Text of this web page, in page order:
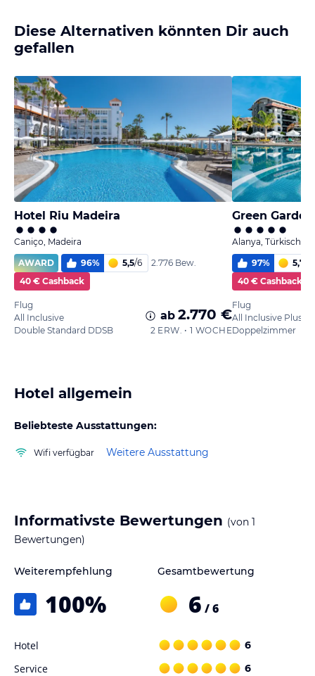
Diese Alternativen könnten Dir auch
gefallen
Hotel Riu Madeira
Caniço, Madeira
AWARD
96% 5,5/6
2.776 Bew.
40 € Cashback
Flug
All Inclusive
Double Standard DDSB
ab 2.770 €
2 ERW. • 1 WOCHE
Green
Alanya, Türkische
97% 5,7
40 € Cashback
Flug
All Inclusive Plus
Doppelzimmer
Hotel allgemein
Beliebteste Ausstattungen:
Wifi verfügbar Weitere Ausstattung
Informativste Bewertungen (von 1
Bewertungen)
Weiterempfehlung
100%
Gesamtbewertung
6 / 6
Hotel 6
Service 6